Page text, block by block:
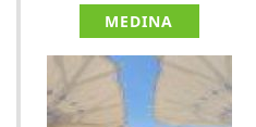
MEDINA